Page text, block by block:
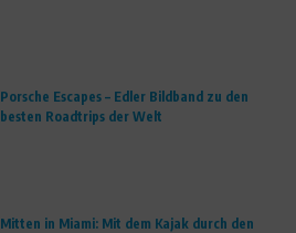
Porsche Escapes – Edler Bildband zu den
besten Roadtrips der Welt
Mitten in Miami: Mit dem Kajak durch den